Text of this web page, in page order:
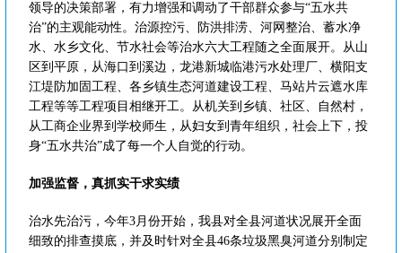
领导的决策部署，有力增强和调动了干部群众参与“五水共
治”的主观能动性。治源控污、防洪排涝、河网整治、蓄水净
水、水乡文化、节水社会等治水六大工程随之全面展开。从山
区到平原，从海口到溪边，龙港新城临港污水处理厂、横阳支
江堤防加固工程、各乡镇生态河道建设工程、马站片云遮水库
工程等等工程项目相继开工。从机关到乡镇、社区、自然村，
从工商企业界到学校师生，从妇女到青年组织，社会上下，投
身“五水共治”成了每一个人自觉的行动。
加强监督，真抓实干求实绩
治水先治污，今年3月份开始，我县对全县河道状况展开全面
细致的排查摸底，并及时针对全县46条垃圾黑臭河道分别制定